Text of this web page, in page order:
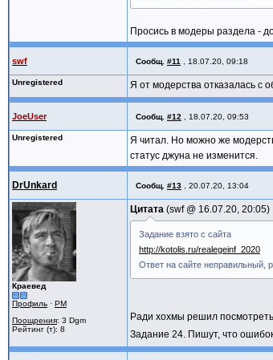
Просись в модеры раздела -
swf Сообщ. #11 18.07.20, 09:18
Unregistered Я от модерства отказалась с
JoeUser Сообщ. #12 18.07.20, 09:53
Unregistered
Я читал. Но можно же
статус джуна не изменится.
DrUnkard Сообщ. #13 20.07.20, 13:04
Краевед
Профиль · PM
Поощрения: 3 Dgm
Рейтинг (т): 8
Цитата swf @ 16.07.20, 20:05
Задание взято с сайта
http://kotolis.ru/realegeinf_2020
Ответ на сайте неправильный,
Ради хохмы решил
Задание 24. Пишут, что